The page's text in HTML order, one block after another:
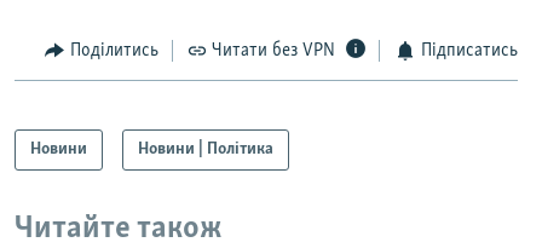
Поділитись Читати без VPN Підписатись
Новини Новини | Політика
Читайте також